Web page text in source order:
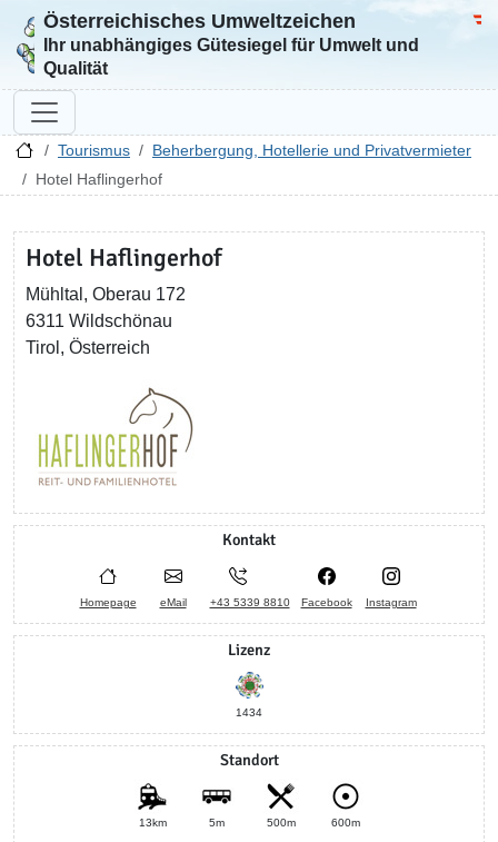
Zur Startseite
Österreichisches Umweltzeichen
Ihr unabhängiges Gütesiegel für Umwelt und
Qualität
Tourismus
Beherbergung, Hotellerie und Privatvermieter
Hotel Haflingerhof
Hotel Haflingerhof
Mühltal, Oberau 172
6311 Wildschönau
Tirol, Österreich
Kontakt
Homepage eMail +43 5339 8810 Facebook Instagram
Lizenz
1434
Standort
13km 5m 500m 600m